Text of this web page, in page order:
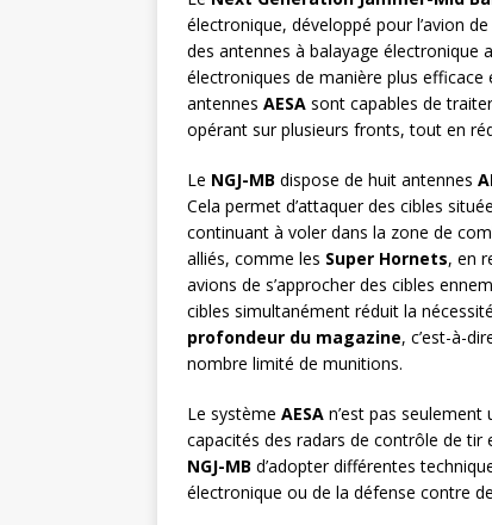
électronique, développé pour l’avion
des antennes à balayage électronique
électroniques de manière plus
antennes AESA sont capables de
opérant sur plusieurs fronts, tout en
Le NGJ-MB dispose de huit antennes
Cela permet d’attaquer des cibles
continuant à voler dans la zone de
alliés, comme les Super Hornets, en
avions de s’approcher des cibles
cibles simultanément réduit la
profondeur du magazine, c’est-à-
nombre limité de munitions.
Le système AESA n’est pas
capacités des radars de contrôle de tir
NGJ-MB d’adopter différentes
électronique ou de la défense contre